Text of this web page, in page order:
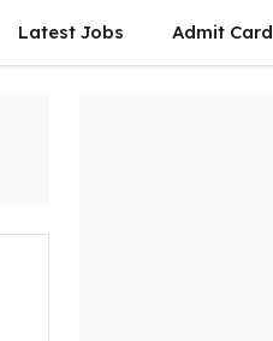
Latest Jobs Admit Card